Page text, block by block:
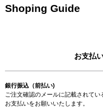
Shoping Guide
お支払
銀行振込（前払い)
ご注文確認のメールに記載されて
お支払いをお願いいたします。